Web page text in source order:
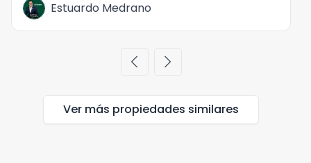
Estuardo Medrano
chevron_left chevron_right
Ver más propiedades similares